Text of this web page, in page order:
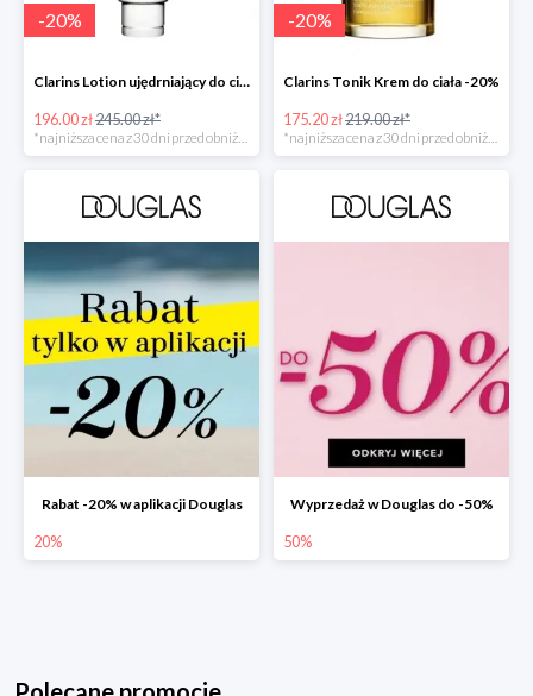
-20%
Clarins Lotion ujędrniający do ciała -20%
196.00 zł245.00 zł*
*najniższa cena z 30 dni przed obniżką
-20%
Clarins Tonik Krem do ciała -20%
175.20 zł219.00 zł*
*najniższa cena z 30 dni przed obniżką
Rabat -20% w aplikacji Douglas
20%
Wyprzedaż w Douglas do -50%
50%